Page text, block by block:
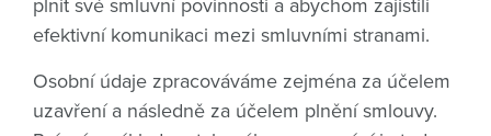
plnit své smluvní povinnosti a abychom zajistili
efektivní komunikaci mezi smluvními stranami.
Osobní údaje zpracováváme zejména za účelem
uzavření a následně za účelem plnění smlouvy.